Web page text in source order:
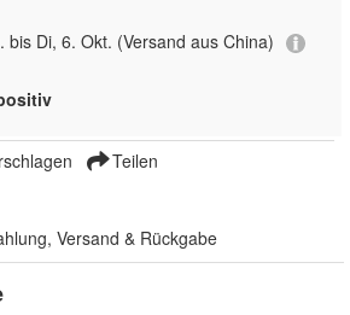
bis Di, 6. Okt. (Versand aus China)
Teilen
Versand & Rückgabe